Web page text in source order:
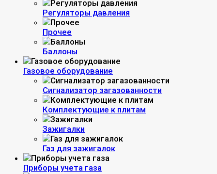
Регуляторы давления
Прочее
Баллоны
Газовое оборудование
Сигнализатор загазованности
Комплектующие к плитам
Зажигалки
Газ для зажигалок
Приборы учета газа